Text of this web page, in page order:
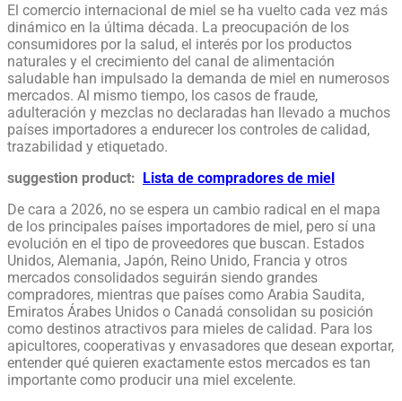
El comercio internacional de miel se ha vuelto cada vez más
dinámico en la última década. La preocupación de los
consumidores por la salud, el interés por los productos
naturales y el crecimiento del canal de alimentación
saludable han impulsado la demanda de miel en numerosos
mercados. Al mismo tiempo, los casos de fraude,
adulteración y mezclas no declaradas han llevado a muchos
países importadores a endurecer los controles de calidad,
trazabilidad y etiquetado.
suggestion product: Lista de compradores de miel
De cara a 2026, no se espera un cambio radical en el mapa
de los principales países importadores de miel, pero sí una
evolución en el tipo de proveedores que buscan. Estados
Unidos, Alemania, Japón, Reino Unido, Francia y otros
mercados consolidados seguirán siendo grandes
compradores, mientras que países como Arabia Saudita,
Emiratos Árabes Unidos o Canadá consolidan su posición
como destinos atractivos para mieles de calidad. Para los
apicultores, cooperativas y envasadores que desean exportar,
entender qué quieren exactamente estos mercados es tan
importante como producir una miel excelente.